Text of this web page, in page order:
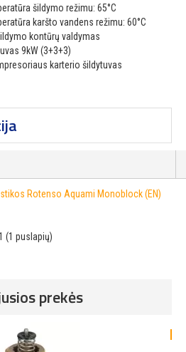
šildymo režimu: 65°C
karšto vandens režimu: 60°C
kontūrų valdymas
9kW (3+3+3)
karterio šildytuvas
Rotenso Aquami Monoblock (EN)
(1 puslapių)
prekės